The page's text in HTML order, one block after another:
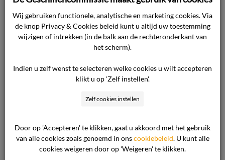
rekening houdende met de opzegtermijn op
grond van de Recron-voorwaarden van één
overeenkomstjaar (in dit geval een
kalenderjaar). Vervolgens heeft de consument
en ons op 18 oktober 2018 verzocht te helpen
caravan is door een transporteur opgehaald en
nummer 24 ontruimd en opgeruimd.
Wij gebruiken functionele, analytische en marketing cookies. Via
de knop Privacy & Cookies beleid kunt u altijd uw toestemming
wijzigen of intrekken (in de balk aan de rechteronderkant van
het scherm).
Indien u zelf wenst te selecteren welke cookies u wilt accepteren
klikt u op 'Zelf instellen'.
Zelf cookies instellen
Door op 'Accepteren' te klikken, gaat u akkoord met het gebruik
van alle cookies zoals genoemd in onscookiebeleid. U kunt alle
cookies weigeren door op 'Weigeren' te klikken.